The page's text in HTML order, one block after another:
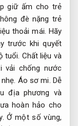
giữ ấm cho trẻ
đè nặng trẻ
thoải mái. Hãy
trước khi quyết
tuổi. Chất liệu và
vải chống nước
Áo sơ mi. Dễ
địa phương và
hoàn hảo cho
Ở một số vùng,